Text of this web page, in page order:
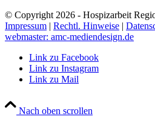
© Copyright 2026 - Hospizarbeit
Impressum | Rechtl. Hinweise |
webmaster: amc-mediendesign.de
Link zu Facebook
Link zu Instagram
Link zu Mail
Nach oben scrollen